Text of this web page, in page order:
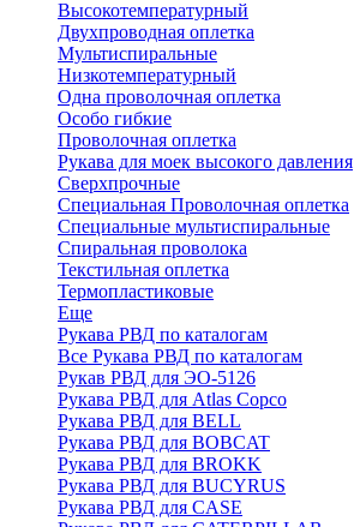
Высокотемпературный
Двухпроводная оплетка
Мультиспиральные
Низкотемпературный
Одна проволочная оплетка
Особо гибкие
Проволочная оплетка
Рукава для моек высокого давления
Сверхпрочные
Специальная Проволочная оплетка
Специальные мультиспиральные
Спиральная проволока
Текстильная оплетка
Термопластиковые
Еще
Рукава РВД по каталогам
Все Рукава РВД по каталогам
Рукав РВД для ЭО-5126
Рукава РВД для Atlas Copco
Рукава РВД для BELL
Рукава РВД для BOBCAT
Рукава РВД для BROKK
Рукава РВД для BUCYRUS
Рукава РВД для CASE